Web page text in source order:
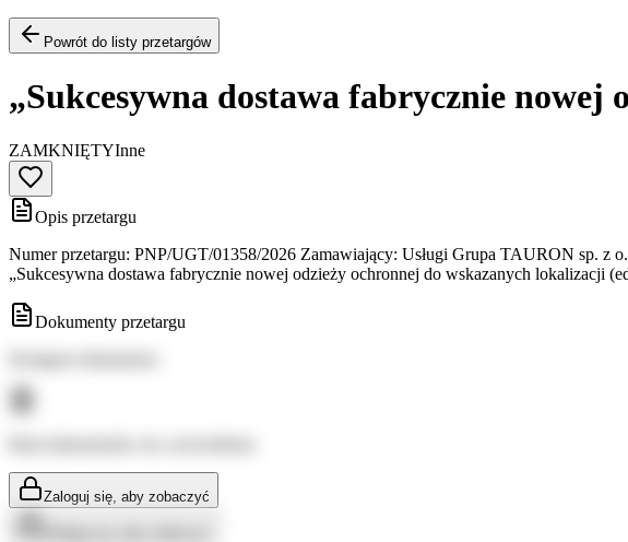
Powrót do listy przetargów
„Sukcesywna dostawa fabrycznie
ZAMKNIĘTYInne
Opis przetargu
Numer przetargu: PNP/UGT/01358/2026 Zamawiający: Usługi Grupa TAURON sp. z
„Sukcesywna dostawa fabrycznie nowej odzieży ochronnej do wskazanych lokalizacji
Dokumenty przetargu
Zaloguj się, aby zobaczyć